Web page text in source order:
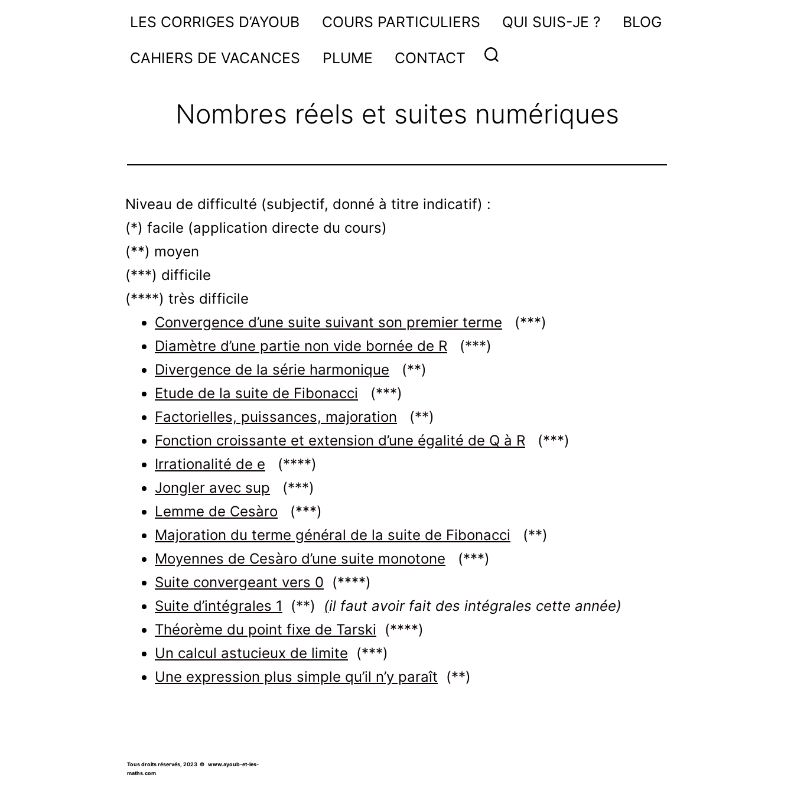
Ayoub
les
LES CORRIGES D’AYOUB COURS PARTICULIERS QUI SUIS-JE ? BLOG
CAHIERS DE VACANCES PLUME CONTACT
Nombres réels et suites numériques
Niveau de difficulté (subjectif, donné à titre indicatif) :
(*) facile (application directe du cours)
(**) moyen
(***) difficile
(****) très difficile
Convergence d’une suite suivant son premier terme (***)
Diamètre d’une partie non vide bornée de R (***)
Divergence de la série harmonique (**)
Etude de la suite de Fibonacci (***)
Factorielles, puissances, majoration (**)
Fonction croissante et extension d’une égalité de Q à R (***)
Irrationalité de e (****)
Jongler avec sup (***)
Lemme de Cesàro (***)
Majoration du terme général de la suite de Fibonacci (**)
Moyennes de Cesàro d’une suite monotone (***)
Suite convergeant vers 0 (****)
Suite d’intégrales 1
(**) (il faut avoir fait des intégrales cette année)
Théorème du point fixe de Tarski (****)
Un calcul astucieux de limite (***)
Une expression plus simple qu’il n’y paraît (**)
Tous droits réservés, 2023 © www.ayoub-et-les-
maths.com